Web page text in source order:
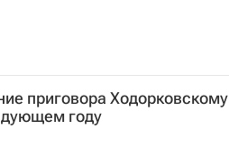
приговора Ходорковскому
году